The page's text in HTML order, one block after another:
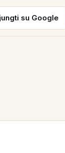
su Google